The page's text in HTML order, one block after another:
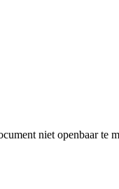
niet openbaar te